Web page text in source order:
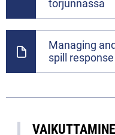
torjunnassa
Managing
spill response